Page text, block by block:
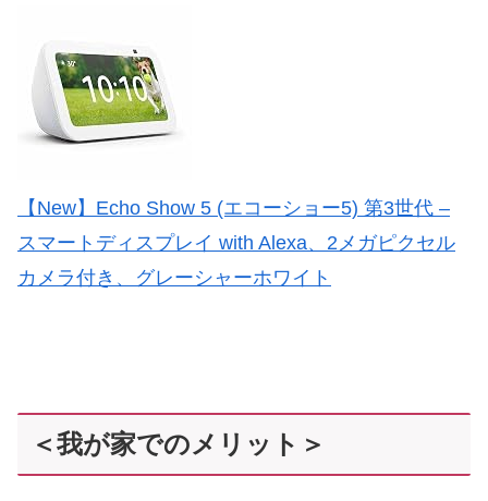
【New】Echo Show 5 (エコーショー5) 第3世代 –
スマートディスプレイ with Alexa、2メガピクセル
カメラ付き、グレーシャーホワイト
＜我が家でのメリット＞